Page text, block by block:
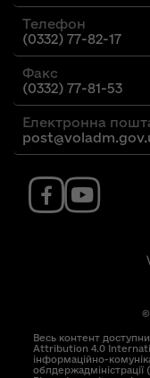
Телефон
(0332) 77-82-17
Факс
(0332) 77-81-53
Електронна
©
Весь контент
Attribution 4.0
інформаційно-